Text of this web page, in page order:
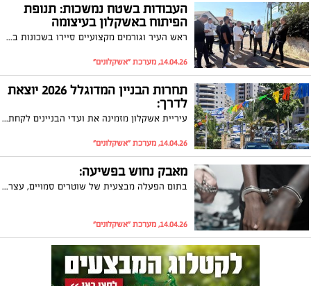
העבודות בשטח נמשכות: תנופת
הפיתוח באשקלון בעיצומה
ראש העיר וגורמים מקצועיים סיירו בשכונות ברחבי העיר במטרה לעמוד מקרוב אחר פרויקטים נרחבים המתבצעים בימים אלו
14.04.26, מערכת "אשקלונים"
תחרות הבניין המדוגלל 2026 יוצאת
לדרך:
עיריית אשקלון מזמינה את ועדי הבניינים לקחת חלק ביוזמה עירונית לעידוד חיבור, שותפות וגאווה מקומית
14.04.26, מערכת "אשקלונים"
מאבק נחוש בפשיעה:
בתום הפעלה מבצעית של שוטרים סמויים, עצרו שוטרי תחנת אשקלון 13 חשודים המתגוררים ברחבי הארץ בחשד לסחר בסמים
14.04.26, מערכת "אשקלונים"